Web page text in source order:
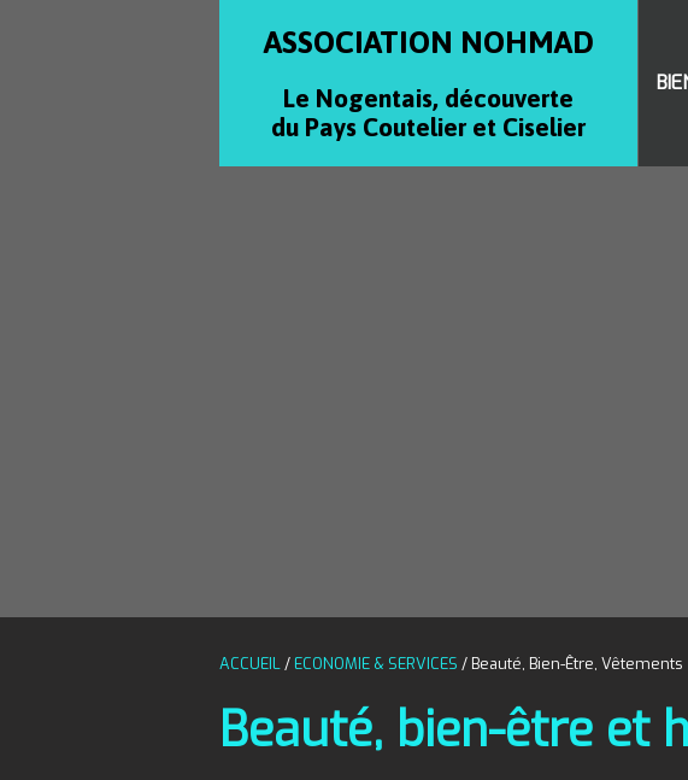
ASSOCIATION NOHMAD
Le Nogentais, découverte
du Pays Coutelier et Ciselier
ACCUEIL/ ECONOMIE & SERVICES / Beauté, Bien-Être, Vêtements
Beauté, bien-être et